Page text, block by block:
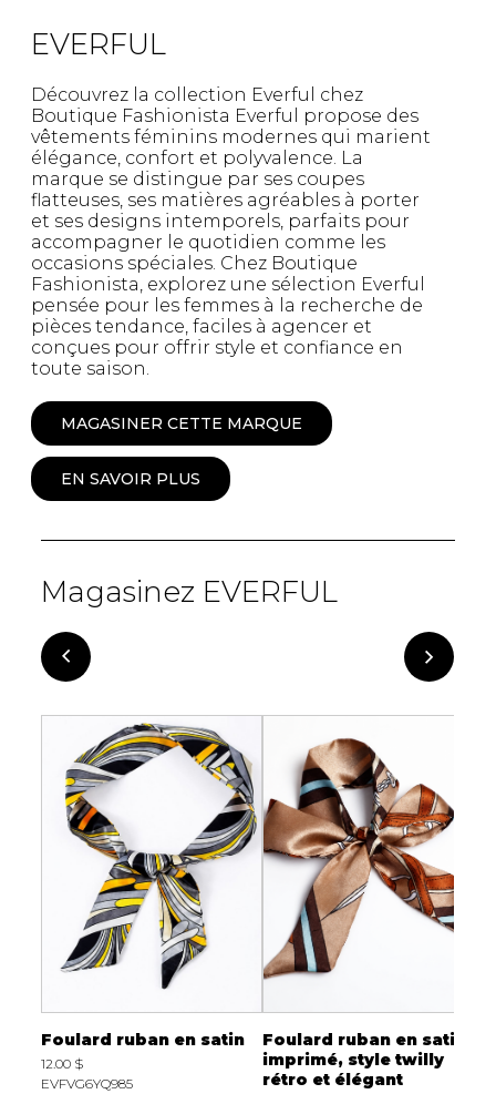
EVERFUL
Découvrez la collection Everful chez
Boutique Fashionista Everful propose des
vêtements féminins modernes qui marient
élégance, confort et polyvalence. La
marque se distingue par ses coupes
flatteuses, ses matières agréables à porter
et ses designs intemporels, parfaits pour
accompagner le quotidien comme les
occasions spéciales. Chez Boutique
Fashionista, explorez une sélection Everful
pensée pour les femmes à la recherche de
pièces tendance, faciles à agencer et
conçues pour offrir style et confiance en
toute saison.
MAGASINER CETTE MARQUE
EN SAVOIR PLUS
Magasinez EVERFUL
Foulard ruban en satin
12.00 $
EVFVG6YQ985
Foulard ruban en satin
imprimé, style twilly
rétro et élégant